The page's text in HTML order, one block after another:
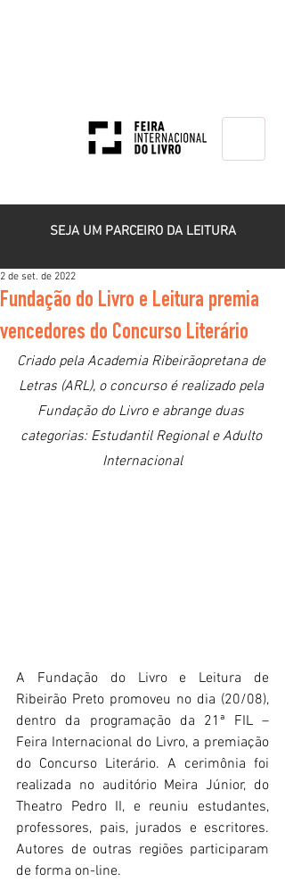
SEJA UM PARCEIRO DA LEITURA
Fundação do Livro e Leitura premia
vencedores do Concurso Literário
2 de set. de 2022
Criado pela Academia Ribeirãopretana de
Letras (ARL), o concurso é realizado pela
Fundação do Livro e abrange duas
categorias: Estudantil Regional e Adulto
Internacional
A Fundação do Livro e Leitura de
Ribeirão Preto promoveu no dia (20/08),
dentro da programação da 21ª FIL –
Feira Internacional do Livro, a premiação
do Concurso Literário. A cerimônia foi
realizada no auditório Meira Júnior, do
Theatro Pedro II, e reuniu estudantes,
professores, pais, jurados e escritores.
Autores de outras regiões participaram
de forma on-line.